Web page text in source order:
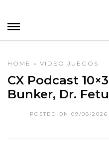
HOME » VIDEO JUEGOS
CX Podcast
Bunker, Dr.
POSTED ON 09/08/2026